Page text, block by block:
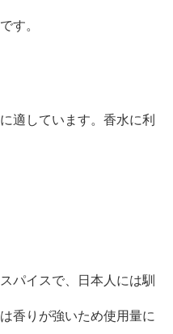
す。
適しています。香水に利
パイスで、日本人には馴
香りが強いため使用量に